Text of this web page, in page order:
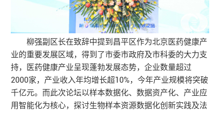
柳强副区长在致辞中提到昌平区作为北京医药健康产
业的重要发展区域，得到了市委市政府及市科委的大力支
持，医药健康产业呈现蓬勃发展态势，企业数量超过
2000家，产业收入年均增长超10%，今年产业规模将突破
千亿元。而此次论坛以样本数据化、数据资产化、产业应
用智能化为核心，探讨生物样本资源数据化创新实践及法